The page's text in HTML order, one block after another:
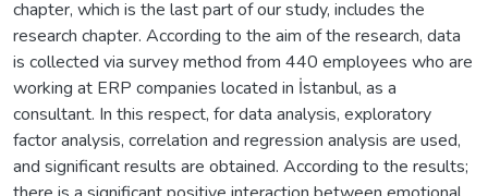
chapter, which is the last part of our study, includes the
research chapter. According to the aim of the research, data
is collected via survey method from 440 employees who are
working at ERP companies located in İstanbul, as a
consultant. In this respect, for data analysis, exploratory
factor analysis, correlation and regression analysis are used,
and significant results are obtained. According to the results;